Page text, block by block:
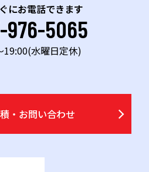
にお電話できます
976-5065
19:00(水曜日定休)
・お問い合わせ